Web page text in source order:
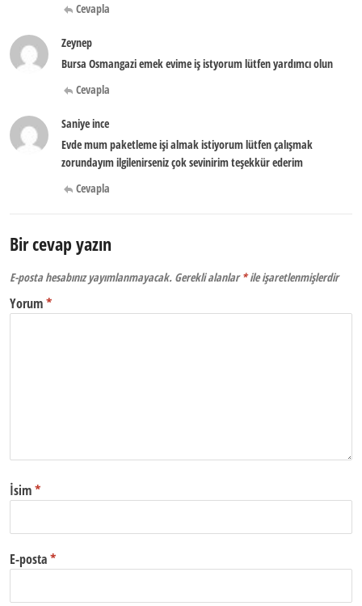
Cevapla
Zeynep
Bursa Osmangazi emek evime iş istyorum lütfen yardımcı olun
Cevapla
Saniye ince
Evde mum paketleme işi almak istiyorum lütfen çalışmak
zorundayım ilgilenirseniz çok sevinirim teşekkür ederim
Cevapla
Bir cevap yazın
E-posta hesabınız yayımlanmayacak. Gerekli alanlar*ile işaretlenmişlerdir
Yorum*
İsim*
E-posta*